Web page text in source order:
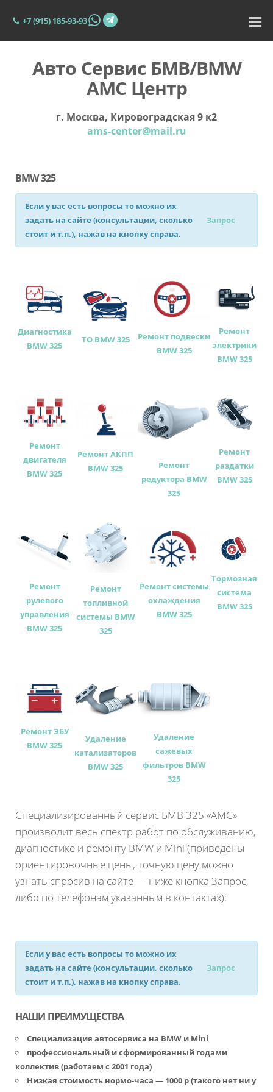
+7 (915) 185-93-93
Авто Сервис БМВ/BMW
АМС Центр
г. Москва, Кировоградская 9 к2
ams-center@mail.ru
BMW 325
Если у вас есть вопросы то можно их
задать на сайте (консультации, сколько
стоит и т.п.), нажав на кнопку справа.
Запрос
Диагностика
BMW 325
ТО BMW 325
Ремонт подвески
BMW 325
Ремонт
электрики
BMW 325
Ремонт
двигателя
BMW 325
Ремонт АКПП
BMW 325
Ремонт
редуктора BMW
325
Ремонт
раздатки
BMW 325
Ремонт
рулевого
управления
BMW 325
Ремонт
топливной
системы BMW
325
Ремонт системы
охлаждения
BMW 325
Тормозная
система
BMW 325
Ремонт ЭБУ
BMW 325
Удаление
катализаторов
BMW 325
Удаление
сажевых
фильтров BMW
325
Специализированный сервис БМВ 325 «АМС»
производит весь спектр работ по обслуживанию,
диагностике и ремонту BMW и Mini (приведены
ориентировочные цены, точную цену можно
узнать спросив на сайте — ниже кнопка Запрос,
либо по телефонам указанным в контактах):
Если у вас есть вопросы то можно их
задать на сайте (консультации, сколько
стоит и т.п.), нажав на кнопку справа.
Запрос
НАШИ ПРЕИМУЩЕСТВА
Специализация автосервиса на BMW и Mini
профессиональный и сформированный годами
коллектив (работаем с 2001 года)
Низкая стоимость нормо-часа — 1000 р (такого нет ни у